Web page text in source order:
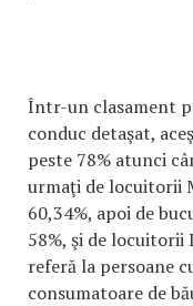
Într-un clasament
conduc detaşat,
peste 78% atunci
urmaţi de locuitorii
60,34%, apoi de
58%, şi de locuitorii
referă la persoane
consumatoare de